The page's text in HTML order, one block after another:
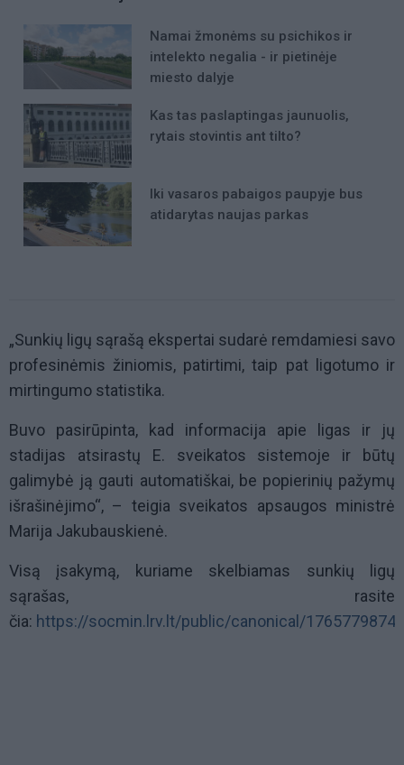
Namai žmonėms su psichikos ir
intelekto negalia - ir pietinėje
miesto dalyje
Kas tas paslaptingas jaunuolis,
rytais stovintis ant tilto?
Iki vasaros pabaigos paupyje bus
atidarytas naujas parkas
„Sunkių ligų sąrašą ekspertai sudarė remdamiesi savo
profesinėmis žiniomis, patirtimi, taip pat ligotumo ir
mirtingumo statistika.
Buvo pasirūpinta, kad informacija apie ligas ir jų
stadijas atsirastų E. sveikatos sistemoje ir būtų
galimybė ją gauti automatiškai, be popierinių pažymų
išrašinėjimo“, – teigia sveikatos apsaugos ministrė
Marija Jakubauskienė.
Visą įsakymą, kuriame skelbiamas sunkių ligų
sąrašas, rasite
čia: https://socmin.lrv.lt/public/canonical/